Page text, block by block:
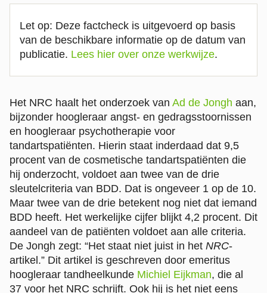
Let op: Deze factcheck is uitgevoerd op basis
van de beschikbare informatie op de datum van
publicatie. Lees hier over onze werkwijze.
Het NRC haalt het onderzoek van Ad de Jongh aan,
bijzonder hoogleraar angst- en gedragsstoornissen
en hoogleraar psychotherapie voor
tandartspatiënten. Hierin staat inderdaad dat 9,5
procent van de cosmetische tandartspatiënten die
hij onderzocht, voldoet aan twee van de drie
sleutelcriteria van BDD. Dat is ongeveer 1 op de 10.
Maar twee van de drie betekent nog niet dat iemand
BDD heeft. Het werkelijke cijfer blijkt 4,2 procent. Dit
aandeel van de patiënten voldoet aan alle criteria.
De Jongh zegt: “Het staat niet juist in het NRC-
artikel.” Dit artikel is geschreven door emeritus
hoogleraar tandheelkunde Michiel Eijkman, die al
37 voor het NRC schrijft. Ook hij is het niet eens